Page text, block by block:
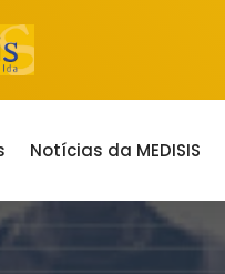
Notícias da MEDISIS